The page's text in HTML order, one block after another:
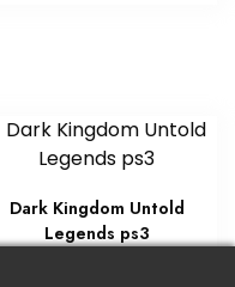
Dark Kingdom Untold
Legends ps3